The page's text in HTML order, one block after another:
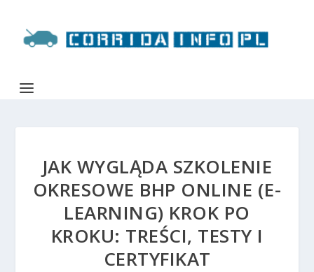
JAK WYGLĄDA SZKOLENIE
OKRESOWE BHP ONLINE (E-
LEARNING) KROK PO
KROKU: TREŚCI, TESTY I
CERTYFIKAT